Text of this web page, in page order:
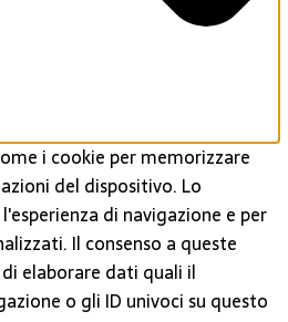
i cookie per memorizzare
del dispositivo. Lo
di navigazione e per
Il consenso a queste
elaborare dati quali il
o gli ID univoci su questo